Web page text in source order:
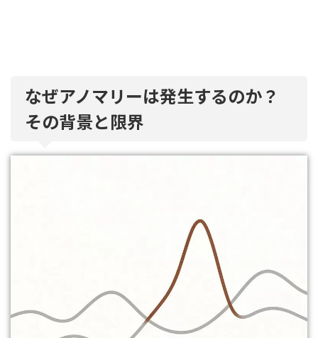
なぜアノマリーは発生するのか？
その背景と限界